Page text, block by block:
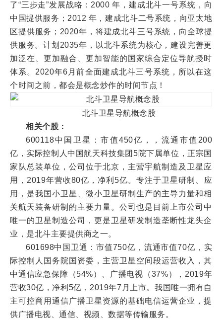
了“三步走”发展战略：2000 年，建成北斗一号系统，向
中国提供服务；2012 年，建成北斗二号系统，向亚太地
区提供服务；2020年，将建成北斗三号系统，向全球提
供服务。计划2035年，以北斗系统为核心，建设完善更
加泛在、更加融合、更加智能的国家综合定位导航授时
体系。2020年6月前全面建成北斗三号系统，所以在这
个时间之前，都会是概念炒作的时间节点！
北斗卫星导航概念股
相关个股：
600118中国卫星：市值450亿，，流通市值200
亿，实际控制人中国航天科技集团5院下属单位，正宗国
家队总装单位，公司位于北京，主营宇航制造及卫星应
用，2019年营收80亿，净利5亿。专注于卫星研制、应
用，是我国小卫星、微小卫星研制生产的主导力量和相
关航天装备研制的主要力量。公司也是目前上市公司中
唯一的卫星制造公司，更是卫星研发制造垄断性龙头企
业，是北斗主要提供商之一。
601698中国卫通：市值750亿，流通市值70亿，实
际控制人国务院国资委，主营卫星空间段运营收入，其
中通信应急保障（54%）、广播电视（37%），2019年
营收30亿，净利5亿，2019年7月上市。我国唯一拥有自
主可控商用通信广播卫星资源的基础电信运营企业，提
供广播电视、通信、视频、数据等传输服务。